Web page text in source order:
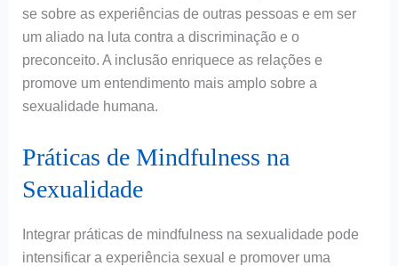
se sobre as experiências de outras pessoas e em ser
um aliado na luta contra a discriminação e o
preconceito. A inclusão enriquece as relações e
promove um entendimento mais amplo sobre a
sexualidade humana.
Práticas de Mindfulness na
Sexualidade
Integrar práticas de mindfulness na sexualidade pode
intensificar a experiência sexual e promover uma